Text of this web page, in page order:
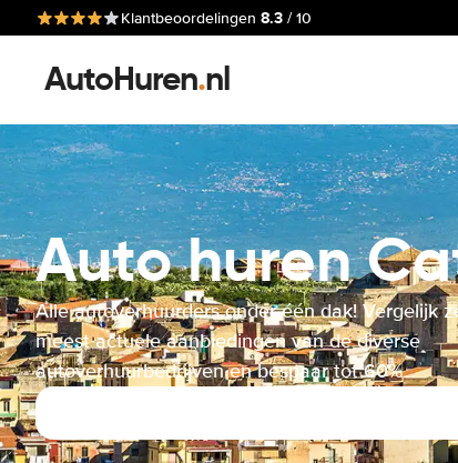
Klantbeoordelingen 8.3 / 10
AutoHuren.nl
Auto huren
Alle autoverhuurders onder één dak! Vergelijk
meest actuele aanbiedingen van de diverse
autoverhuurbedrijven en bespaar tot 60%